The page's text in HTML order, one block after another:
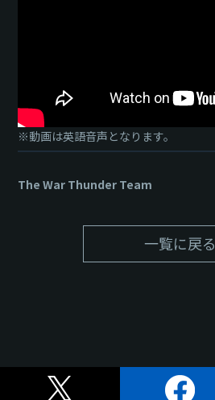
※動画は英語音声となります。
The War Thunder Team
一覧に戻る